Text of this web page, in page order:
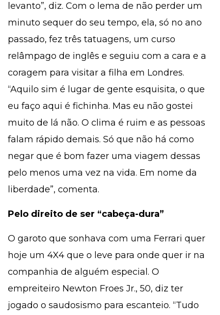
levanto”, diz. Com o lema de não perder um
minuto sequer do seu tempo, ela, só no ano
passado, fez três tatuagens, um curso
relâmpago de inglês e seguiu com a cara e a
coragem para visitar a filha em Londres.
“Aquilo sim é lugar de gente esquisita, o que
eu faço aqui é fichinha. Mas eu não gostei
muito de lá não. O clima é ruim e as pessoas
falam rápido demais. Só que não há como
negar que é bom fazer uma viagem dessas
pelo menos uma vez na vida. Em nome da
liberdade”, comenta.
Pelo direito de ser “cabeça-dura”
O garoto que sonhava com uma Ferrari quer
hoje um 4X4 que o leve para onde quer ir na
companhia de alguém especial. O
empreiteiro Newton Froes Jr., 50, diz ter
jogado o saudosismo para escanteio. “Tudo